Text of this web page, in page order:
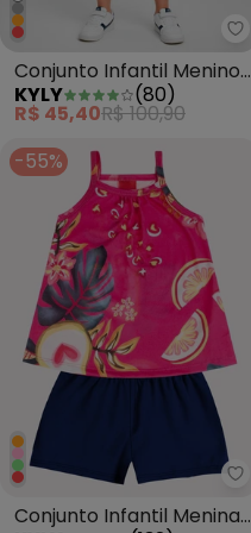
Conjunto Infantil Menino
em Algodão Azul Marinho
KYLY (80)
R$ 45,40R$ 100,90
-55%
Conjunto Infantil Menina